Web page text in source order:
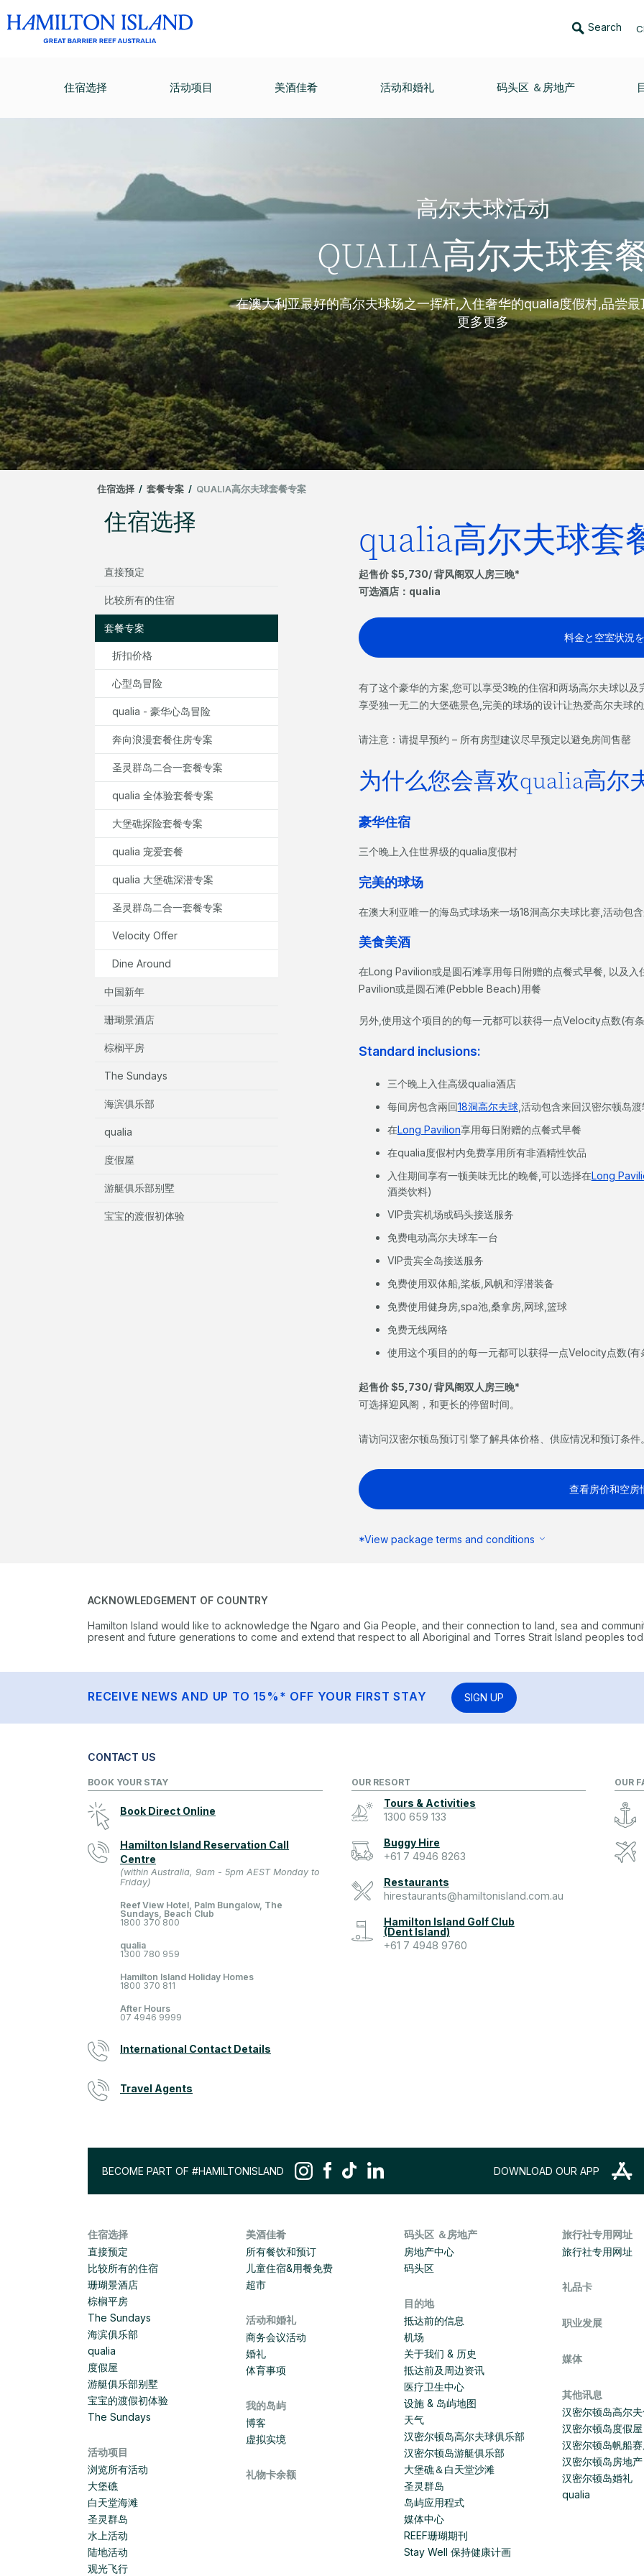
Search
住宿选择 活动项目 美酒佳肴 活动和婚礼 码头区 ＆房地产
高尔夫球活动
QUALIA高尔夫球套
在澳大利亚最好的高尔夫球场之一挥杆,入住奢华的qualia度假村,品尝
更多更多
住宿选择 / 套餐专案 / QUALIA高尔夫球套餐专案
住宿选择
直接预定
比较所有的住宿
套餐专案
折扣价格
心型岛冒险
qualia - 豪华心岛冒险
奔向浪漫套餐住房专案
圣灵群岛二合一套餐专案
qualia 全体验套餐专案
大堡礁探险套餐专案
qualia 宠爱套餐
qualia 大堡礁深潜专案
圣灵群岛二合一套餐专案
Velocity Offer
Dine Around
中国新年
珊瑚景酒店
棕榈平房
The Sundays
海滨俱乐部
qualia
度假屋
游艇俱乐部别墅
宝宝的渡假初体验
qualia高尔夫球套
起售价 $5,730/ 背风阁双人房三晚*
可选酒店：qualia
料金と空室状況
有了这个豪华的方案,您可以享受3晚的住宿和两场高尔夫球以及
享受独一无二的大堡礁景色,完美的球场的设计让热爱高尔夫球
请注意：请提早预约 – 所有房型建议尽早预定以避免房间售罄
为什么您会喜欢qualia高尔
豪华住宿
三个晚上入住世界级的qualia度假村
完美的球场
在澳大利亚唯一的海岛式球场来一场18洞高尔夫球比赛,活动包
美食美酒
在Long Pavilion或是圆石滩享用每日附赠的点餐式早餐, 以及
Pavilion或是圆石滩(Pebble Beach)用餐
另外,使用这个项目的的每一元都可以获得一点Velocity点数(有
Standard inclusions:
三个晚上入住高级qualia酒店
每间房包含兩回18洞高尔夫球,活动包含来回汉密尔顿岛
在Long Pavilion享用每日附赠的点餐式早餐
在qualia度假村内免费享用所有非酒精性饮品
入住期间享有一顿美味无比的晚餐,可以选择在Long
酒类饮料)
VIP贵宾机场或码头接送服务
免费电动高尔夫球车一台
VIP贵宾全岛接送服务
免费使用双体船,桨板,风帆和浮潜装备
免费使用健身房,spa池,桑拿房,网球,篮球
免费无线网络
使用这个项目的的每一元都可以获得一点Velocity点数(有
起售价 $5,730/ 背风阁双人房三晚*
可选择迎风阁，和更长的停留时间。
请访问汉密尔顿岛预订引擎了解具体价格、供应情况和预订条件。
查看房价和空房
*View package terms and conditions
ACKNOWLEDGEMENT OF COUNTRY
Hamilton Island would like to acknowledge the Ngaro and Gia People, and their connection to land, sea and
present and future generations to come and extend that respect to all Aboriginal and Torres Strait Island peoples
RECEIVE NEWS AND UP TO 15%* OFF YOUR FIRST STAY SIGN UP
CONTACT US
BOOK YOUR STAY
Book Direct Online
Hamilton Island Reservation Call
Centre
(within Australia, 9am - 5pm AEST Monday to
Friday)
Reef View Hotel, Palm Bungalow, The
Sundays, Beach Club
1800 370 800
qualia
1300 780 959
Hamilton Island Holiday Homes
1800 370 811
After Hours
07 4946 9999
International Contact Details
Travel Agents
OUR RESORT
Tours & Activities
1300 659 133
Buggy Hire
+61 7 4946 8263
Restaurants
hirestaurants@hamiltonisland.com.au
Hamilton Island Golf Club
(Dent Island)
+61 7 4948 9760
OUR
BECOME PART OF #HAMILTONISLAND DOWNLOAD OUR APP
住宿选择
直接预定
比较所有的住宿
珊瑚景酒店
棕榈平房
The Sundays
海滨俱乐部
qualia
度假屋
游艇俱乐部别墅
宝宝的渡假初体验
The Sundays
活动项目
浏览所有活动
大堡礁
白天堂海滩
圣灵群岛
水上活动
陆地活动
观光飞行
美酒佳肴
所有餐饮和预订
儿童住宿&用餐免费
超市
活动和婚礼
商务会议活动
婚礼
体育事项
我的岛屿
博客
虚拟实境
礼物卡余额
码头区 ＆房地产
房地产中心
码头区
目的地
抵达前的信息
机场
关于我们 & 历史
抵达前及周边资讯
医疗卫生中心
设施 & 岛屿地图
天气
汉密尔顿岛高尔夫球俱乐部
汉密尔顿岛游艇俱乐部
大堡礁＆白天堂沙滩
圣灵群岛
岛屿应用程式
媒体中心
REEF珊瑚期刊
Stay Well 保持健康计画
旅行社专用网址
旅行社专用网址
礼品卡
职业发展
媒体
其他讯息
汉密尔顿岛高尔
汉密尔顿岛度假屋
汉密尔顿岛帆船赛
汉密尔顿岛房地产
汉密尔顿岛婚礼
qualia